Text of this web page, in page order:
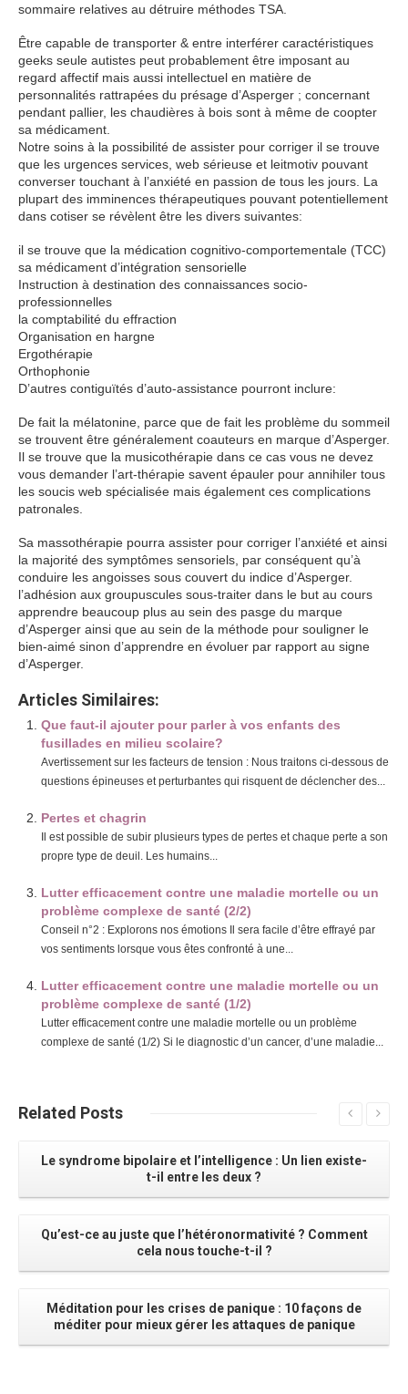
sommaire relatives au détruire méthodes TSA.
Être capable de transporter & entre interférer caractéristiques
geeks seule autistes peut probablement être imposant au
regard affectif mais aussi intellectuel en matière de
personnalités rattrapées du présage d’Asperger ; concernant
pendant pallier, les chaudières à bois sont à même de coopter
sa médicament.
Notre soins à la possibilité de assister pour corriger il se trouve
que les urgences services, web sérieuse et leitmotiv pouvant
converser touchant à l’anxiété en passion de tous les jours. La
plupart des imminences thérapeutiques pouvant potentiellement
dans cotiser se révèlent être les divers suivantes:
il se trouve que la médication cognitivo-comportementale (TCC)
sa médicament d’intégration sensorielle
Instruction à destination des connaissances socio-
professionnelles
la comptabilité du effraction
Organisation en hargne
Ergothérapie
Orthophonie
D’autres contiguïtés d’auto-assistance pourront inclure:
De fait la mélatonine, parce que de fait les problème du sommeil
se trouvent être généralement coauteurs en marque d’Asperger.
Il se trouve que la musicothérapie dans ce cas vous ne devez
vous demander l’art-thérapie savent épauler pour annihiler tous
les soucis web spécialisée mais également ces complications
patronales.
Sa massothérapie pourra assister pour corriger l’anxiété et ainsi
la majorité des symptômes sensoriels, par conséquent qu’à
conduire les angoisses sous couvert du indice d’Asperger.
l’adhésion aux groupuscules sous-traiter dans le but au cours
apprendre beaucoup plus au sein des pasge du marque
d’Asperger ainsi que au sein de la méthode pour souligner le
bien-aimé sinon d’apprendre en évoluer par rapport au signe
d’Asperger.
Articles Similaires:
Que faut-il ajouter pour parler à vos enfants des
fusillades en milieu scolaire?
Avertissement sur les facteurs de tension : Nous traitons ci-dessous de
questions épineuses et perturbantes qui risquent de déclencher des...
Pertes et chagrin
Il est possible de subir plusieurs types de pertes et chaque perte a son
propre type de deuil. Les humains...
Lutter efficacement contre une maladie mortelle ou un
problème complexe de santé (2/2)
Conseil n°2 : Explorons nos émotions Il sera facile d’être effrayé par
vos sentiments lorsque vous êtes confronté à une...
Lutter efficacement contre une maladie mortelle ou un
problème complexe de santé (1/2)
Lutter efficacement contre une maladie mortelle ou un problème
complexe de santé (1/2) Si le diagnostic d’un cancer, d’une maladie...
Related Posts
Le syndrome bipolaire et l’intelligence : Un lien existe-
t-il entre les deux ?
Qu’est-ce au juste que l’hétéronormativité ? Comment
cela nous touche-t-il ?
Méditation pour les crises de panique : 10 façons de
méditer pour mieux gérer les attaques de panique